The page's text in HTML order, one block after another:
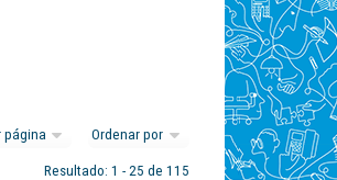
Resultado: 1 - 25 de 115